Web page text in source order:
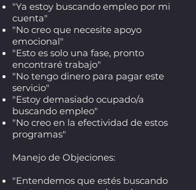
"Ya estoy buscando empleo por mi
cuenta"
"No creo que necesite apoyo
emocional"
"Esto es solo una fase, pronto
encontraré trabajo"
"No tengo dinero para pagar este
servicio"
"Estoy demasiado ocupado/a
buscando empleo"
"No creo en la efectividad de estos
programas"
Manejo de Objeciones:
"Entendemos que estés buscando